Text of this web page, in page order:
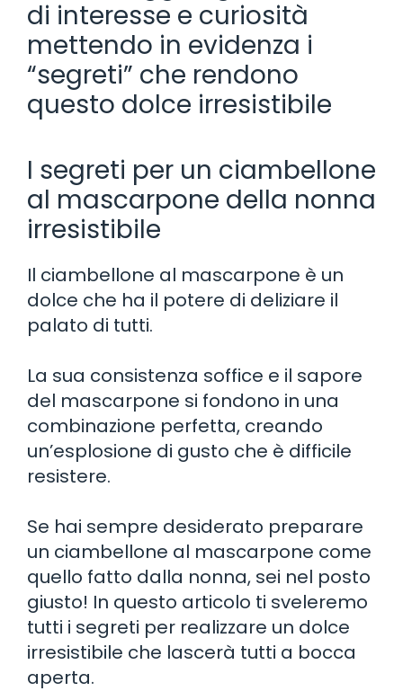
di interesse e curiosità
mettendo in evidenza i
“segreti” che rendono
questo dolce irresistibile
I segreti per un ciambellone
al mascarpone della nonna
irresistibile
Il ciambellone al mascarpone è un
dolce che ha il potere di deliziare il
palato di tutti.
La sua consistenza soffice e il sapore
del mascarpone si fondono in una
combinazione perfetta, creando
un’esplosione di gusto che è difficile
resistere.
Se hai sempre desiderato preparare
un ciambellone al mascarpone come
quello fatto dalla nonna, sei nel posto
giusto! In questo articolo ti sveleremo
tutti i segreti per realizzare un dolce
irresistibile che lascerà tutti a bocca
aperta.